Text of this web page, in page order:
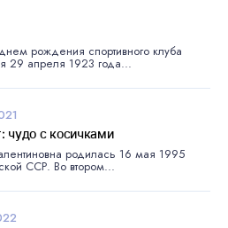
рождения спортивного клуба
29 апреля 1923 года...
чудо с косичками
родилась 16 мая 1995
ССР. Во втором...